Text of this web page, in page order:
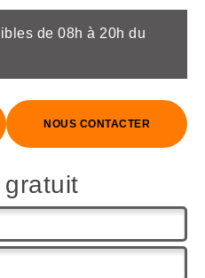
de 08h à 20h du
NOUS CONTACTER
gratuit